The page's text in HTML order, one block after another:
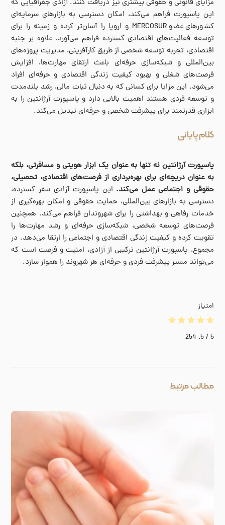
مزایای قانونی و حقوقی بیشتری نیز دریافت کنند. آزادی جغرافیایی که
این پاسپورت فراهم می‌کند، امکان دسترسی به بازارهای سرمایه‌ای
کشورهای عضو MERCOSUR و اروپا را آسان‌تر کرده و زمینه را برای
توسعه فعالیت‌های اقتصادی گسترده فراهم می‌آورد. علاوه بر جنبه
اقتصادی، تجربه توسعه شخصی از طریق کارآفرینی، مدیریت پروژه‌های
بین‌المللی و شبکه‌سازی حرفه‌ای باعث ارتقای مهارت‌ها، افزایش
فرصت‌های شغلی و بهبود کیفیت زندگی اقتصادی و حرفه‌ای افراد
می‌شود. این مزایا برای کسانی که به دنبال ثبات مالی، رشد بلندمدت
و توسعه فردی هستند اهمیت بالایی دارد و پاسپورت آرژانتین را به
ابزاری قدرتمند برای پیشرفت شخصی و حرفه‌ای تبدیل می‌کند.
کلام پایانی
پاسپورت آرژانتین نه تنها به عنوان یک ابزار هویتی و مسافرتی، بلکه
به عنوان دریچه‌ای برای بهره‌برداری از فرصت‌های اقتصادی، تحصیلی،
حقوقی و اجتماعی عمل می‌کند. این پاسپورت آزادی سفر گسترده،
دسترسی به بازارهای بین‌المللی، حمایت حقوقی و امکان بهره‌گیری از
خدمات رفاهی و بهداشتی را برای شهروندان فراهم می‌کند. همچنین
فرصت‌های توسعه شخصی، شبکه‌سازی حرفه‌ای و رشد مهارت‌ها را
تقویت کرده و کیفیت زندگی اقتصادی و اجتماعی را ارتقا می‌دهد. در
مجموع، پاسپورت آرژانتین ترکیبی از آزادی، امنیت و فرصت است که
می‌تواند مسیر پیشرفت فردی و حرفه‌ای هر شهروند را هموار سازد.
امتیاز
5
/ 5.
254
مطالب مرتبط